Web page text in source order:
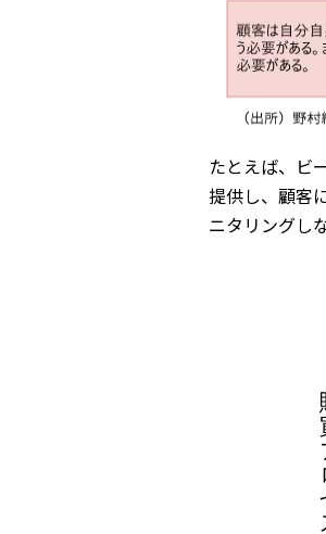
たとえば、ビ
提供し、顧客
ニタリングし